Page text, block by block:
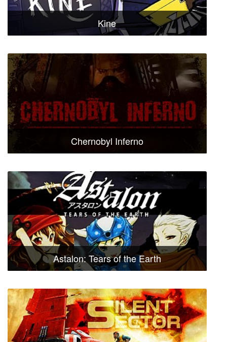
Kine
Chernobyl Inferno
Astalon: Tears of the Earth